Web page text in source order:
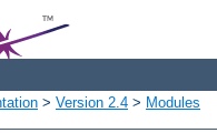
> Version 2.4 > Modules